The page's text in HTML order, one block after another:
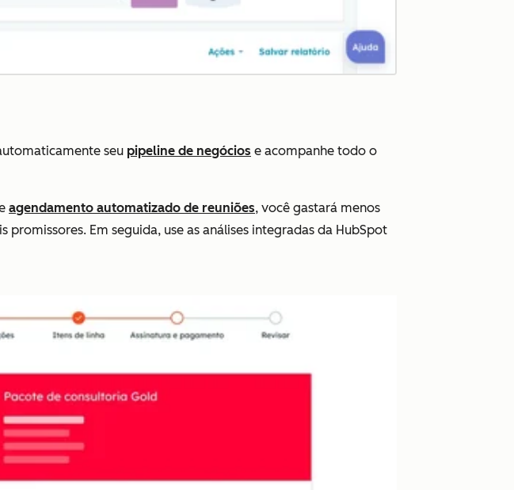
seu pipeline de negócios e acompanhe todo o
agendamento automatizado de reuniões, você gastará menos
Em seguida, use as análises integradas da HubSpot